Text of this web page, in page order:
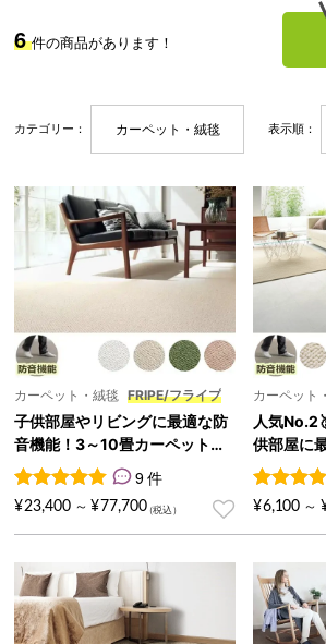
6 件の商品があります！
カテゴリー： カーペット・絨毯 表示順：
カーペット・絨毯 FRIPE/フライプ
子供部屋やリビングに最適な防
音機能！3～10畳カーペット『F
RIPE/フライプ』
9
件の利用者評価に基づく5段階評価のう
9 件
¥23,400 ～ ¥ 77,700
カーペット
人気
供部屋に
機能『
45
件の利
¥6,100 ～